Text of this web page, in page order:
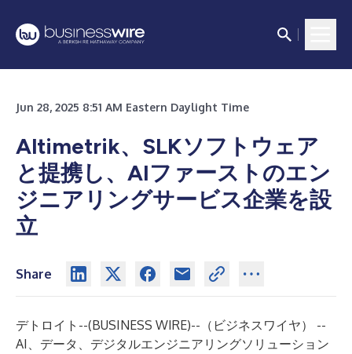
Jun 28, 2025 8:51 AM Eastern Daylight Time
Altimetrik、SLKソフトウェア
と提携し、AIファーストのエン
ジニアリングサービス企業を設
立
Share
デトロイト--(BUSINESS WIRE)-- （ビジネスワイヤ） --
AI、データ、デジタルエンジニアリングソリューション